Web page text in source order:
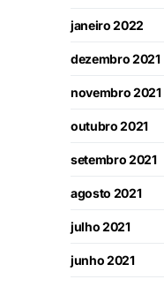
janeiro 2022
dezembro 2021
novembro 2021
outubro 2021
setembro 2021
agosto 2021
julho 2021
junho 2021